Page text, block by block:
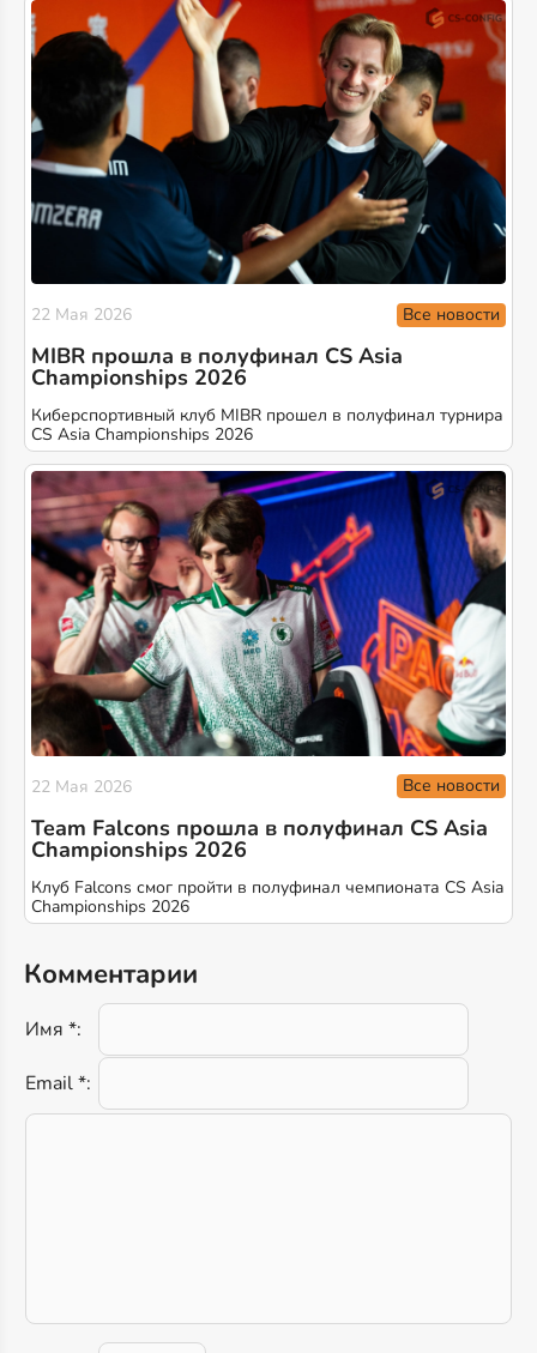
22 Мая 2026 Все новости
MIBR прошла в полуфинал CS Asia
Championships 2026
Киберспортивный клуб MIBR прошел в полуфинал турнира
CS Asia Championships 2026
22 Мая 2026 Все новости
Team Falcons прошла в полуфинал CS Asia
Championships 2026
Клуб Falcons смог пройти в полуфинал чемпионата CS Asia
Championships 2026
Комментарии
Имя *:
Email *: